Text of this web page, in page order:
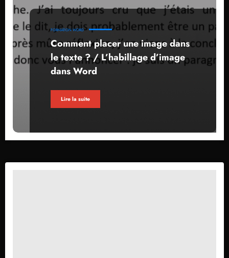
FORMATION WORD
Comment placer une image dans
le texte ? / L’habillage d’image
dans Word
Lire la suite